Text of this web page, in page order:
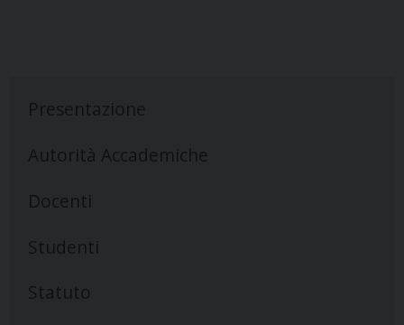
Presentazione
Autorità Accademiche
Docenti
Studenti
Statuto